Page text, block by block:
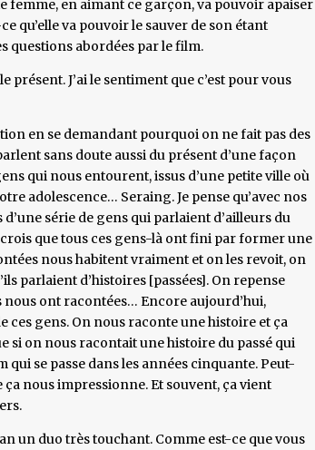
femme, en aimant ce garçon, va pouvoir apaiser
qu’elle va pouvoir le sauver de son étant
questions abordées par le film.
présent. J’ai le sentiment que c’est pour vous
en se demandant pourquoi on ne fait pas des
sans doute aussi du présent d’une façon
qui nous entourent, issus d’une petite ville où
adolescence… Seraing. Je pense qu’avec nos
série de gens qui parlaient d’ailleurs du
que tous ces gens-là ont fini par former une
nous habitent vraiment et on les revoit, on
parlaient d’histoires [passées]. On repense
nous ont racontées… Encore aujourd’hui,
ces gens. On nous raconte une histoire et ça
si on nous racontait une histoire du passé qui
qui se passe dans les années cinquante. Peut-
ça nous impressionne. Et souvent, ça vient
un duo très touchant. Comme est-ce que vous